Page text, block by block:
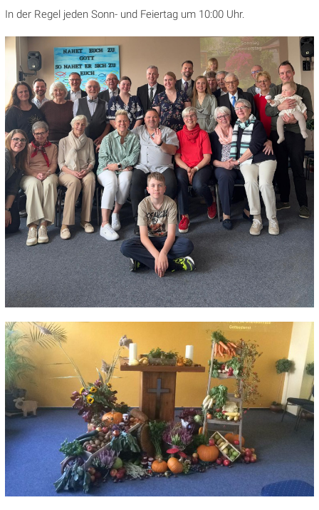
In der Regel jeden Sonn- und Feiertag um 10:00 Uhr.